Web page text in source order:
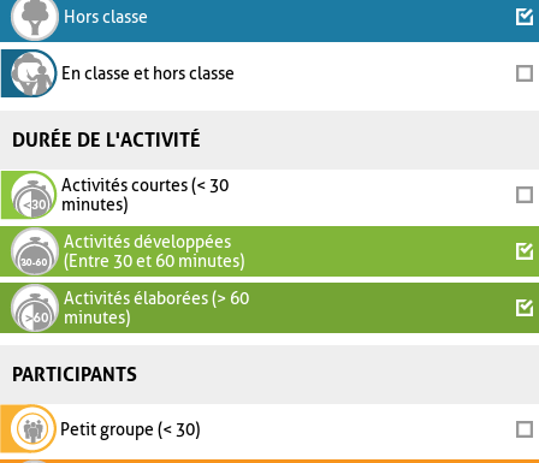
Hors classe
En classe et hors classe
DURÉE DE L'ACTIVITÉ
Activités courtes (< 30
minutes)
Activités développées
(Entre 30 et 60 minutes)
Activités élaborées (> 60
minutes)
PARTICIPANTS
Petit groupe (< 30)